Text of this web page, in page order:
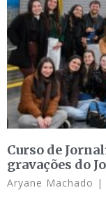
Curso de
gravações do
Aryane Machado